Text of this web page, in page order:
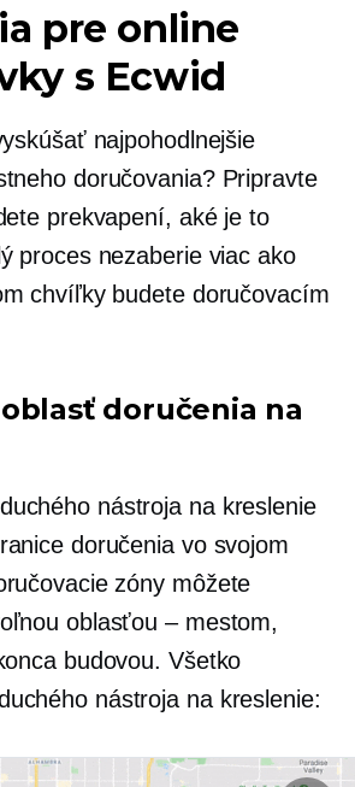
pre online
s Ecwid
najpohodlnejšie
doručovania? Pripravte
prekvapení, aké je to
proces nezaberie viac ako
chvíľky budete doručovacím
doručenia na
nástroja na kreslenie
doručenia vo svojom
zóny môžete
oblasťou – mestom,
budovou. Všetko
nástroja na kreslenie: